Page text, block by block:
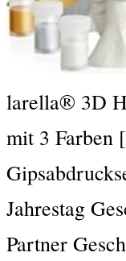
larella® 3D
mit 3
Jahrestag
Partner